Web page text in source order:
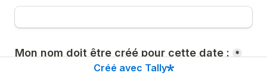
Mon nom doit être créé pour cette date : *
Créé avec Tally